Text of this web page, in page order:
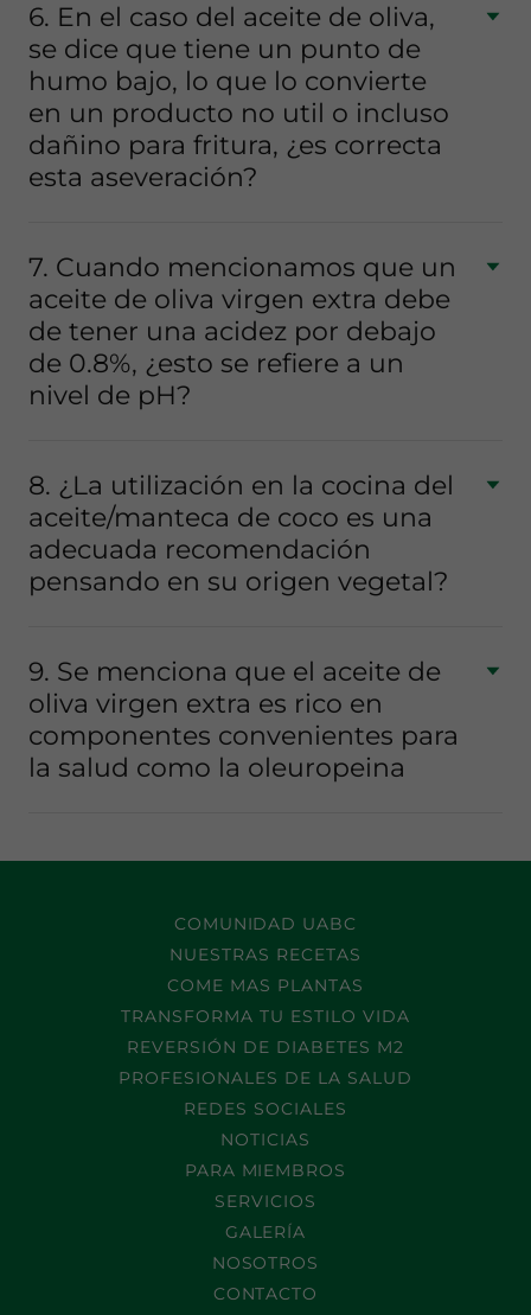
6. En el caso del aceite de oliva,
se dice que tiene un punto de
humo bajo, lo que lo convierte
en un producto no util o incluso
dañino para fritura, ¿es correcta
esta aseveración?
7. Cuando mencionamos que un
aceite de oliva virgen extra debe
de tener una acidez por debajo
de 0.8%, ¿esto se refiere a un
nivel de pH?
8. ¿La utilización en la cocina del
aceite/manteca de coco es una
adecuada recomendación
pensando en su origen vegetal?
9. Se menciona que el aceite de
oliva virgen extra es rico en
componentes convenientes para
la salud como la oleuropeina
COMUNIDAD UABC
NUESTRAS RECETAS
COME MAS PLANTAS
TRANSFORMA TU ESTILO VIDA
REVERSIÓN DE DIABETES M2
PROFESIONALES DE LA SALUD
REDES SOCIALES
NOTICIAS
PARA MIEMBROS
SERVICIOS
GALERÍA
NOSOTROS
CONTACTO